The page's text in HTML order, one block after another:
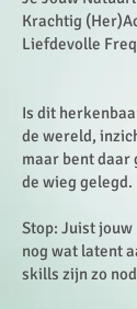
Krachtig
Liefdevolle
Is dit
de wereld,
maar bent daar
de wieg gelegd.
Stop: Juist
nog wat latent
skills zijn zo